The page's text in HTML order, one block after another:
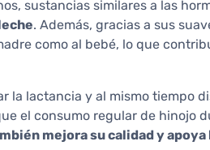
sustancias similares a las
. Además, gracias a sus
como al bebé, lo que
la lactancia y al mismo tiempo
el consumo regular de hinojo
mejora su calidad y